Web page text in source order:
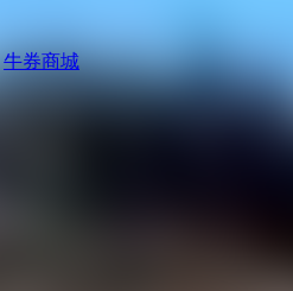
牛券商城